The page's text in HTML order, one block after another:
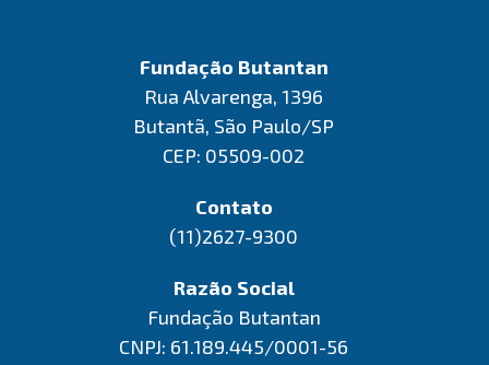
Fundação Butantan
Rua Alvarenga, 1396
Butantã, São Paulo/SP
CEP: 05509-002
Contato
(11)2627-9300
Razão Social
Fundação Butantan
CNPJ: 61.189.445/0001-56